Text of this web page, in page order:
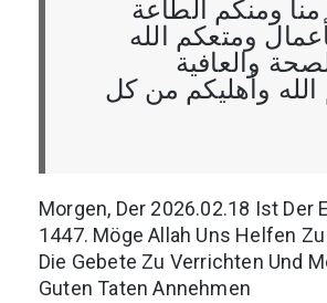
منا ومنكم الطاعة
ومتعكم الله
والعافية
وأهليكم من كل
Morgen, Der 2026.02.18 Ist Der
1447. Möge Allah Uns Helfen
Die Gebete Zu Verrichten Und
Guten Taten Annehmen